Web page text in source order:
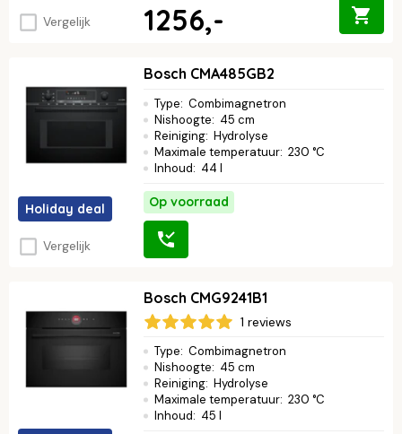
Vergelijk 1256,-
Holiday deal
Vergelijk
Bosch CMA485GB2
Type: Combimagnetron
Nishoogte: 45 cm
Reiniging: Hydrolyse
Maximale temperatuur: 230 °C
Inhoud: 44 l
Op voorraad
Bosch CMG9241B1
1 reviews
Type: Combimagnetron
Nishoogte: 45 cm
Reiniging: Hydrolyse
Maximale temperatuur: 230 °C
Inhoud: 45 l